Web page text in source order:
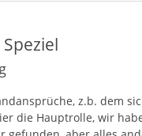
z.b. dem
die Hauptrolle, wir